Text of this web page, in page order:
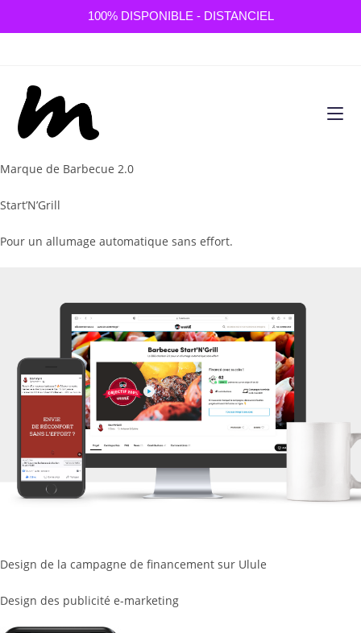
100% DISPONIBLE - DISTANCIEL
content
Marque de Barbecue 2.0
Start’N’Grill
Pour un allumage automatique sans effort.
Design de la campagne de financement sur Ulule
Design des publicité e-marketing